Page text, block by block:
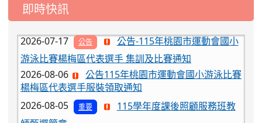
即時快訊
工車輛臨停」一案，請各位用路人留意
2026-07-17
公告
公告-115年桃園市運動會國小
游泳比賽楊梅區代表選手 集訓及比賽通知
2026-08-06
公告115年桃園市運動會國小游泳比賽
楊梅區代表選手服裝領取通知
重要